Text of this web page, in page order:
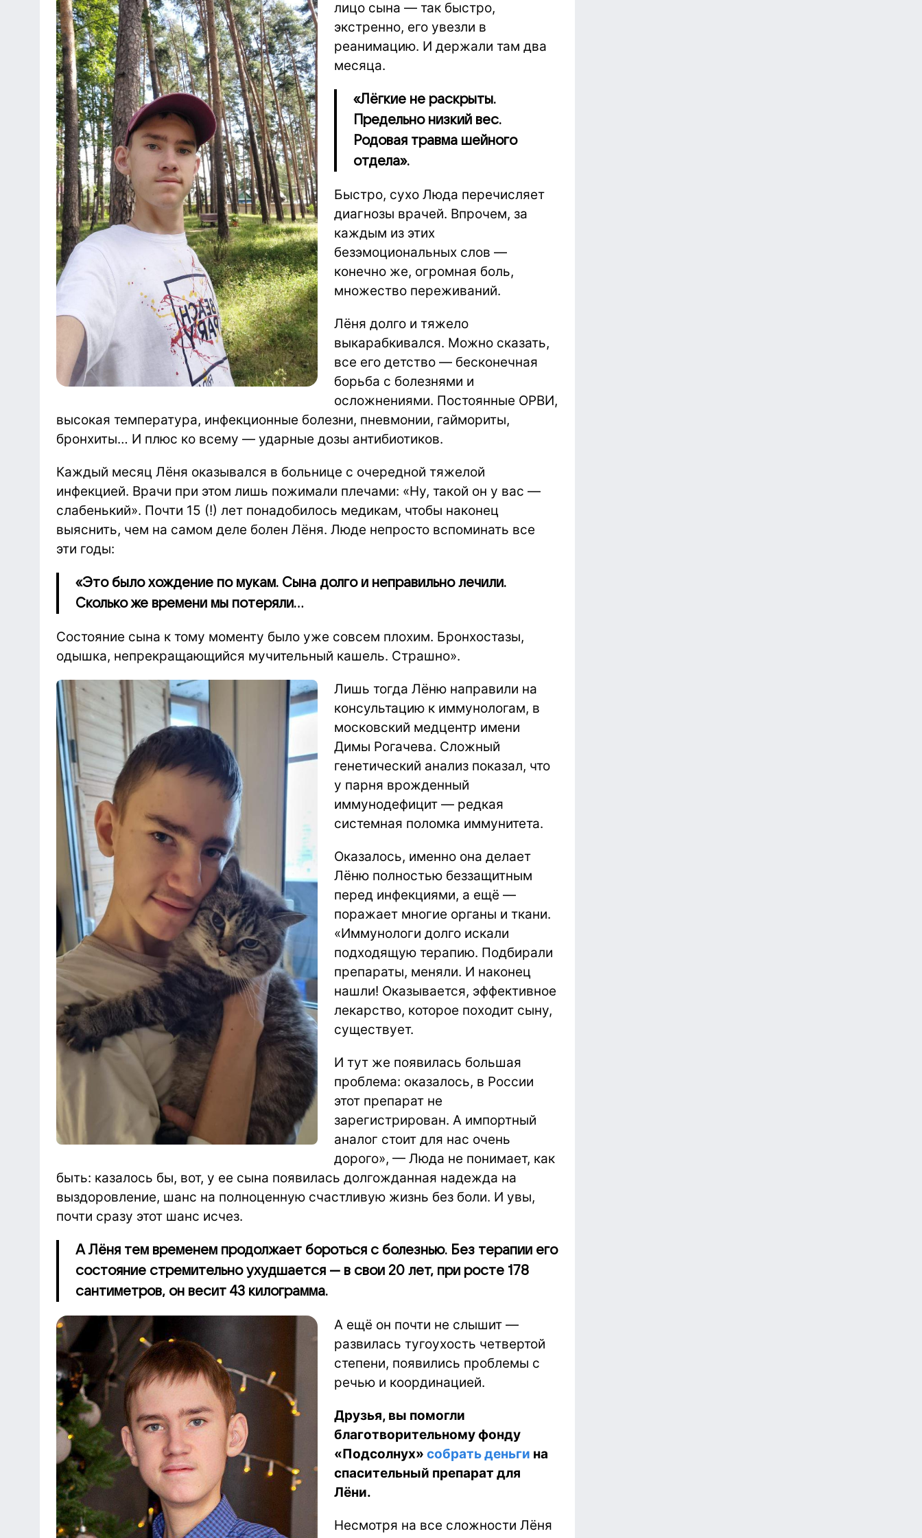
лицо сына — так быстро,
экстренно, его увезли в
реанимацию. И держали там два
месяца.
«Лёгкие не раскрыты.
Предельно низкий вес.
Родовая травма шейного
отдела».
Быстро, сухо Люда перечисляет
диагнозы врачей. Впрочем, за
каждым из этих
безэмоциональных слов —
конечно же, огромная боль,
множество переживаний.
Лёня долго и тяжело
выкарабкивался. Можно сказать,
все его детство — бесконечная
борьба с болезнями и
осложнениями. Постоянные ОРВИ,
высокая температура, инфекционные болезни, пневмонии, гаймориты,
бронхиты… И плюс ко всему — ударные дозы антибиотиков.
Каждый месяц Лёня оказывался в больнице с очередной тяжелой
инфекцией. Врачи при этом лишь пожимали плечами: «Ну, такой он у вас —
слабенький». Почти 15 (!) лет понадобилось медикам, чтобы наконец
выяснить, чем на самом деле болен Лёня. Люде непросто вспоминать все
эти годы:
«Это было хождение по мукам. Сына долго и неправильно лечили.
Сколько же времени мы потеряли...
Состояние сына к тому моменту было уже совсем плохим. Бронхостазы,
одышка, непрекращающийся мучительный кашель. Страшно».
Лишь тогда Лёню направили на
консультацию к иммунологам, в
московский медцентр имени
Димы Рогачева. Сложный
генетический анализ показал, что
у парня врожденный
иммунодефицит — редкая
системная поломка иммунитета.
Оказалось, именно она делает
Лёню полностью беззащитным
перед инфекциями, а ещё —
поражает многие органы и ткани.
«Иммунологи долго искали
подходящую терапию. Подбирали
препараты, меняли. И наконец
нашли! Оказывается, эффективное
лекарство, которое походит сыну,
существует.
И тут же появилась большая
проблема: оказалось, в России
этот препарат не
зарегистрирован. А импортный
аналог стоит для нас очень
дорого», — Люда не понимает, как
быть: казалось бы, вот, у ее сына появилась долгожданная надежда на
выздоровление, шанс на полноценную счастливую жизнь без боли. И увы,
почти сразу этот шанс исчез.
А Лёня тем временем продолжает бороться с болезнью. Без терапии его
состояние стремительно ухудшается — в свои 20 лет, при росте 178
сантиметров, он весит 43 килограмма.
А ещё он почти не слышит —
развилась тугоухость четвертой
степени, появились проблемы с
речью и координацией.
Друзья, вы помогли
благотворительному фонду
«Подсолнух» собрать деньги на
спасительный препарат для
Лёни.
Несмотря на все сложности Лёня